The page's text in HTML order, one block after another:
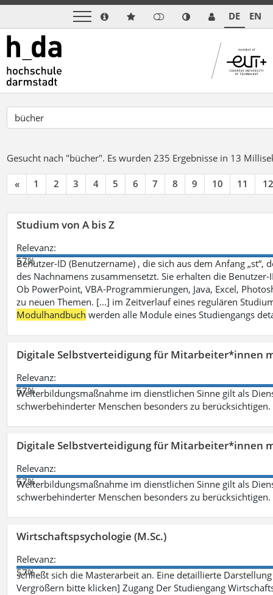
DE EN
Gesucht nach "bücher". Es wurden 235 Ergebnisse in 13
« 1 2 3 4 5 6 7 8 9 10 11 12
Studium von A bis Z
Relevanz:
57%
Benutzer-ID (Benutzername) , die sich aus dem Anfang „st“,
des Nachnamens zusammensetzt. Sie erhalten die
Ob PowerPoint, VBA-Programmierungen, Java, Excel,
zu neuen Themen. [...] im Zeitverlauf eines regulären
Modulhandbuch werden alle Module eines Studiengangs
Digitale Selbstverteidigung für Mitarbeiter*innen
Relevanz:
57%
Weiterbildungsmaßnahme im dienstlichen Sinne gilt als
schwerbehinderter Menschen besonders zu berücksichtigen.
Digitale Selbstverteidigung für Mitarbeiter*innen
Relevanz:
57%
Weiterbildungsmaßnahme im dienstlichen Sinne gilt als
schwerbehinderter Menschen besonders zu berücksichtigen.
Wirtschaftspsychologie (M.Sc.)
Relevanz:
57%
schließt sich die Masterarbeit an. Eine detaillierte
Vergrößern bitte klicken] Zugang Der Studiengang